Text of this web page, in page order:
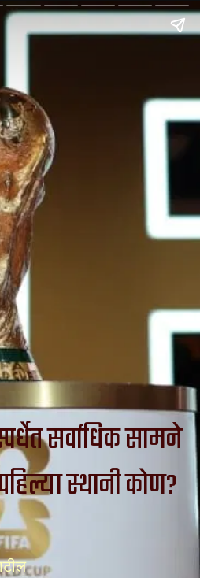
सर्वाधिक सामने
स्थानी कोण?